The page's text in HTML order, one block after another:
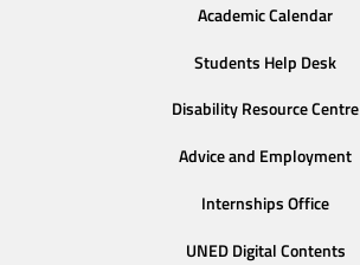
Academic Calendar
Students Help Desk
Disability Resource Centre
Advice and Employment
Internships Office
UNED Digital Contents